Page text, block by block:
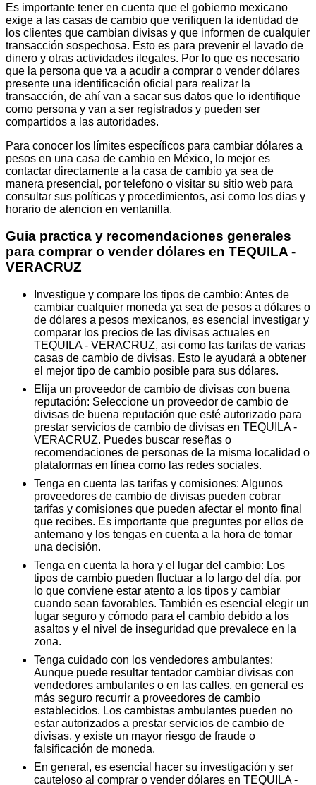
Es importante tener en cuenta que el gobierno mexicano
exige a las casas de cambio que verifiquen la identidad de
los clientes que cambian divisas y que informen de cualquier
transacción sospechosa. Esto es para prevenir el lavado de
dinero y otras actividades ilegales. Por lo que es necesario
que la persona que va a acudir a comprar o vender dólares
presente una identificación oficial para realizar la
transacción, de ahí van a sacar sus datos que lo identifique
como persona y van a ser registrados y pueden ser
compartidos a las autoridades.
Para conocer los límites específicos para cambiar dólares a
pesos en una casa de cambio en México, lo mejor es
contactar directamente a la casa de cambio ya sea de
manera presencial, por telefono o visitar su sitio web para
consultar sus políticas y procedimientos, asi como los dias y
horario de atencion en ventanilla.
Guia practica y recomendaciones generales
para comprar o vender dólares en TEQUILA -
VERACRUZ
Investigue y compare los tipos de cambio: Antes de
cambiar cualquier moneda ya sea de pesos a dólares o
de dólares a pesos mexicanos, es esencial investigar y
comparar los precios de las divisas actuales en
TEQUILA - VERACRUZ, asi como las tarifas de varias
casas de cambio de divisas. Esto le ayudará a obtener
el mejor tipo de cambio posible para sus dólares.
Elija un proveedor de cambio de divisas con buena
reputación: Seleccione un proveedor de cambio de
divisas de buena reputación que esté autorizado para
prestar servicios de cambio de divisas en TEQUILA -
VERACRUZ. Puedes buscar reseñas o
recomendaciones de personas de la misma localidad o
plataformas en línea como las redes sociales.
Tenga en cuenta las tarifas y comisiones: Algunos
proveedores de cambio de divisas pueden cobrar
tarifas y comisiones que pueden afectar el monto final
que recibes. Es importante que preguntes por ellos de
antemano y los tengas en cuenta a la hora de tomar
una decisión.
Tenga en cuenta la hora y el lugar del cambio: Los
tipos de cambio pueden fluctuar a lo largo del día, por
lo que conviene estar atento a los tipos y cambiar
cuando sean favorables. También es esencial elegir un
lugar seguro y cómodo para el cambio debido a los
asaltos y el nivel de inseguridad que prevalece en la
zona.
Tenga cuidado con los vendedores ambulantes:
Aunque puede resultar tentador cambiar divisas con
vendedores ambulantes o en las calles, en general es
más seguro recurrir a proveedores de cambio
establecidos. Los cambistas ambulantes pueden no
estar autorizados a prestar servicios de cambio de
divisas, y existe un mayor riesgo de fraude o
falsificación de moneda.
En general, es esencial hacer su investigación y ser
cauteloso al comprar o vender dólares en TEQUILA -